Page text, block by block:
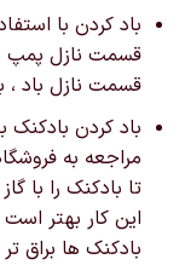
باد کردن با
قسمت نازل پمپ
قسمت نازل باد ،
باد کردن بادکنک
مراجعه به
تا بادکنک را با
این کار بهتر
بادکنک ها براق